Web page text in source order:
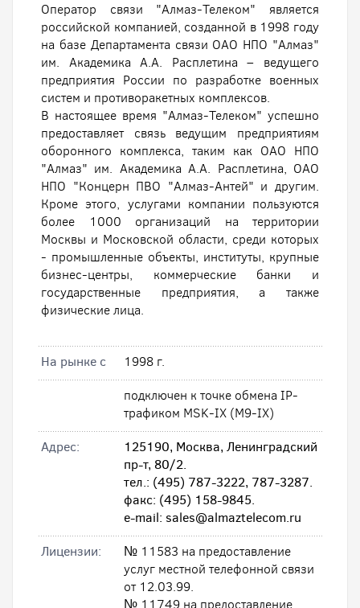
Оператор связи "Алмаз-Телеком" является
российской компанией, созданной в 1998 году
на базе Департамента связи ОАО НПО "Алмаз"
им. Академика А.А. Расплетина – ведущего
предприятия России по разработке военных
систем и противоракетных комплексов.
В настоящее время "Алмаз-Телеком" успешно
предоставляет связь ведущим предприятиям
оборонного комплекса, таким как ОАО НПО
"Алмаз" им. Академика А.А. Расплетина, ОАО
НПО "Концерн ПВО "Алмаз-Антей" и другим.
Кроме этого, услугами компании пользуются
более 1000 организаций на территории
Москвы и Московской области, среди которых
- промышленные объекты, институты, крупные
бизнес-центры, коммерческие банки и
государственные предприятия, а также
физические лица.
На рынке с
1998 г.
подключен к точке обмена IP-
трафиком MSK-IX (M9-IX)
Адрес:
125190, Москва, Ленинградский
пр-т, 80/2.
тел.: (495) 787-3222, 787-3287.
факс: (495) 158-9845.
e-mail: sales@almaztelecom.ru
Лицензии:
№ 11583 на предоставление
услуг местной телефонной связи
от 12.03.99.
№ 11749 на предоставление